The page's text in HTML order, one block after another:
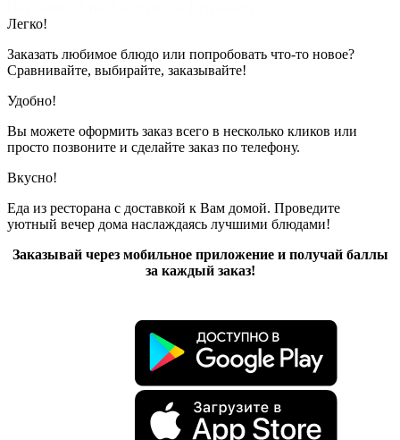
Легко!
Заказать любимое блюдо или попробовать что-то новое?
Сравнивайте, выбирайте, заказывайте!
Удобно!
Вы можете оформить заказ всего в несколько кликов или
просто позвоните и сделайте заказ по телефону.
Вкусно!
Еда из ресторана с доставкой к Вам домой. Проведите
уютный вечер дома наслаждаясь лучшими блюдами!
Заказывай через мобильное приложение и получай баллы
за каждый заказ!